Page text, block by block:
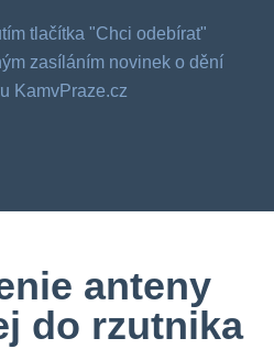
tlačítka "Chci odebírat"
zasíláním novinek o dění
KamvPraze.cz
anteny
do rzutnika